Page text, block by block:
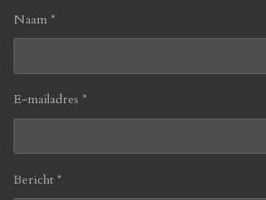
Naam *
E-mailadres *
Bericht *